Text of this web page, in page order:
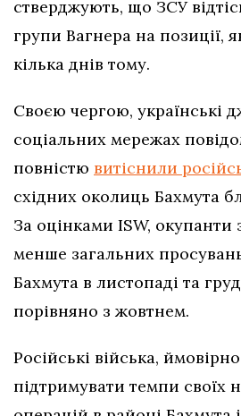
стверджують, що ЗСУ
групи Вагнера на позиції,
кілька днів тому.
Своєю чергою, українські
соціальних мережах
повністю витіснили
східних околиць Бахмута
За оцінками ISW,
менше загальних
Бахмута в листопаді та
порівняно з жовтнем.
Російські війська,
підтримувати темпи своїх